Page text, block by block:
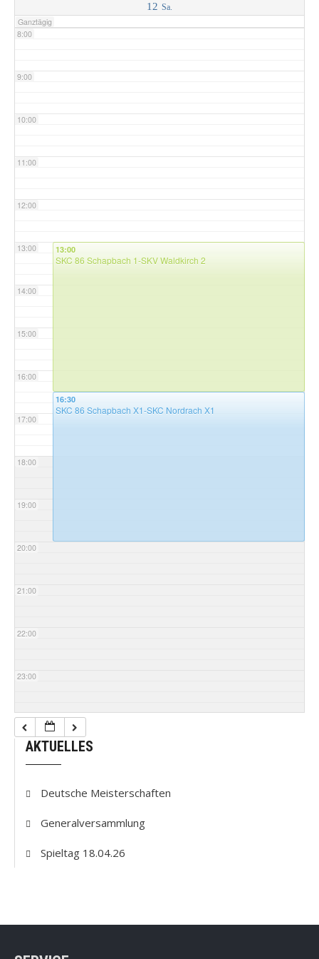
12 Sa.
Ganztägig
8:00
9:00
10:00
11:00
12:00
13:00
14:00
15:00
16:00
17:00
18:00
19:00
20:00
21:00
22:00
23:00
13:00
SKC 86 Schapbach 1-SKV Waldkirch 2
16:30
SKC 86 Schapbach X1-SKC Nordrach X1
AKTUELLES
Deutsche Meisterschaften
Generalversammlung
Spieltag 18.04.26